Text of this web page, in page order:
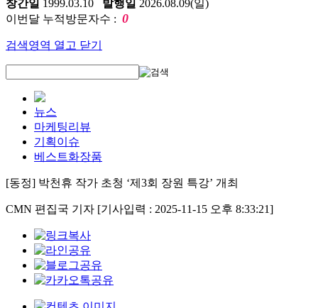
창간일 1999.03.10 발행일 2026.08.09(일)
이번달 누적방문자수 : 0
검색영역 열고 닫기
뉴스
마케팅리뷰
기획이슈
베스트화장품
[동정] 박천휴 작가 초청 ‘제3회 장원 특강’ 개최
CMN 편집국 기자 [기사입력 : 2025-11-15 오후 8:33:21]